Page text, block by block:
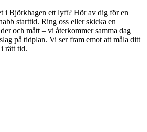
i Björkhagen ett lyft? Hör av dig för en
starttid. Ring oss eller skicka en
och mått – vi återkommer samma dag
på tidplan. Vi ser fram emot att måla ditt
rätt tid.